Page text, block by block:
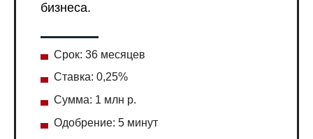
бизнеса.
Срок: 36 месяцев
Ставка: 0,25%
Сумма: 1 млн р.
Одобрение: 5 минут